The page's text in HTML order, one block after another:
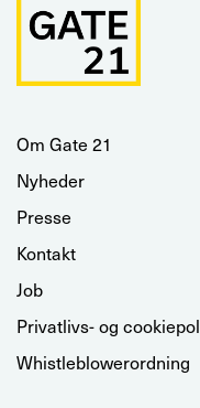
Om Gate 21
Nyheder
Presse
Kontakt
Job
Privatlivs- og
Whistleblowerordning